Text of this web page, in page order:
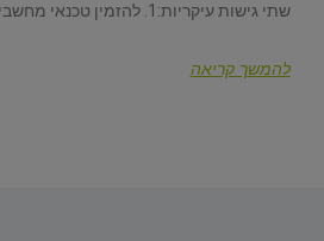
שתי גישות עיקריות:1. להזמין טכנאי מחשבים בכל פעם שיש בעיה.2.
להמשך קריאה